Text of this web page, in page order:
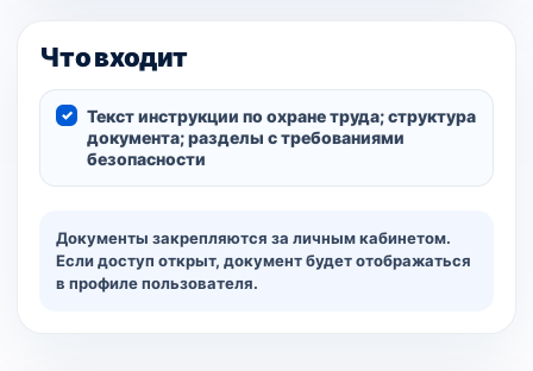
Что входит
Текст инструкции по охране труда; структура
документа; разделы с требованиями
безопасности
Документы закрепляются за личным кабинетом.
Если доступ открыт, документ будет отображаться
в профиле пользователя.